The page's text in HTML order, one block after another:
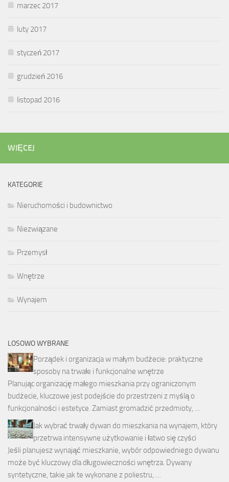
marzec 2017
luty 2017
styczeń 2017
grudzień 2016
listopad 2016
WIĘCEJ
KATEGORIE
Nieruchomości i budownictwo
Niezwiązane
Przemysł
Wnętrze
Wynajem
LOSOWO WYBRANE
Porządek i organizacja w małym budżecie: praktyczne
sposoby na trwałe i funkcjonalne wnętrze
Planując organizację małego mieszkania przy ograniczonym
budżecie, kluczowe jest podejście do przestrzeni z myślą o
funkcjonalności i estetyce. Zamiast gromadzić przedmioty, …
Jak wybrać trwały dywan do mieszkania na wynajem, który
przetrwa intensywne użytkowanie i łatwo się czyści
Jeśli planujesz wynająć mieszkanie, wybór odpowiedniego dywanu
może być kluczowy dla długowieczności wnętrza. Dywany
syntetyczne, takie jak te wykonane z poliestru, …